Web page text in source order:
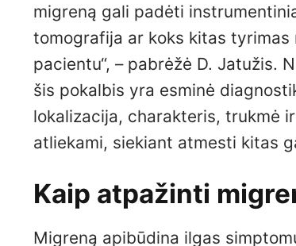
migreną gali padėti
tomografija ar koks kitas
pacientu“, – pabrėžė D. Jatužis.
šis pokalbis yra esminė
lokalizacija, charakteris, trukmė
atliekami, siekiant atmesti kitas
Kaip atpažinti
Migreną apibūdina ilgas